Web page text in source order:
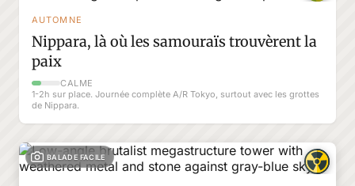
AUTOMNE
Nippara, là où les samouraïs trouvèrent la
paix
CALME
1-2h sur place. Journée complète A/R Tokyo, surtout avec les grottes
de Nippara.
BALADE FACILE